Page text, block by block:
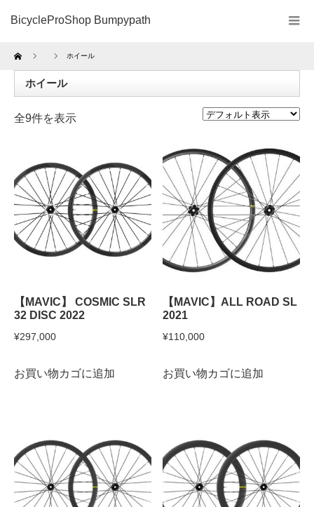
BicycleProShop Bumpypath
Home ホイール
ホイール
全9件を表示
【MAVIC】 COSMIC SLR
32 DISC 2022
¥297,000
お買い物カゴに追加
【MAVIC】ALL ROAD SL
2021
¥110,000
お買い物カゴに追加